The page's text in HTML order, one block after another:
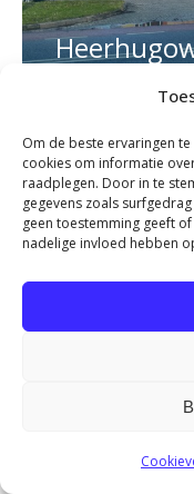
Om de beste ervaringen
cookies om informatie
raadplegen. Door in te
gegevens zoals
geen toestemming geeft
nadelige invloed hebben